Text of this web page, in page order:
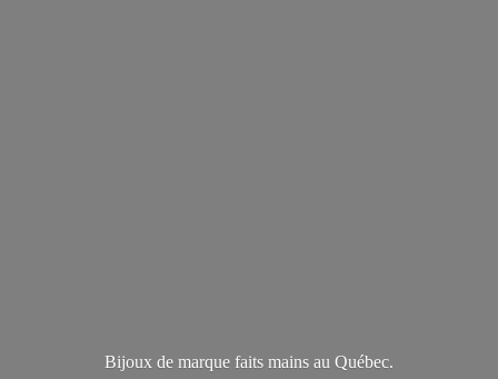
Bijoux de marque faits mains au Québec.